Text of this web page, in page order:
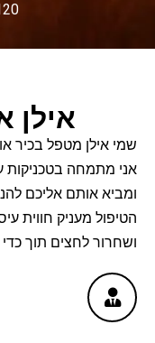
120 דקות –
אילן
שמי אילן מטפל בכיר
אני מתמחה בטכניקות
ומביא אותם אליכם
הטיפול מעניק חווית
ושחרור לחצים תוך